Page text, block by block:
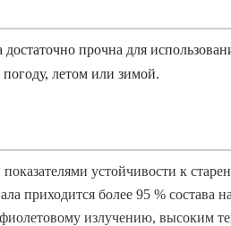
прочна для
летом или зимой.
устойчивости к
приходится более 95 % состава
излучению, высоким